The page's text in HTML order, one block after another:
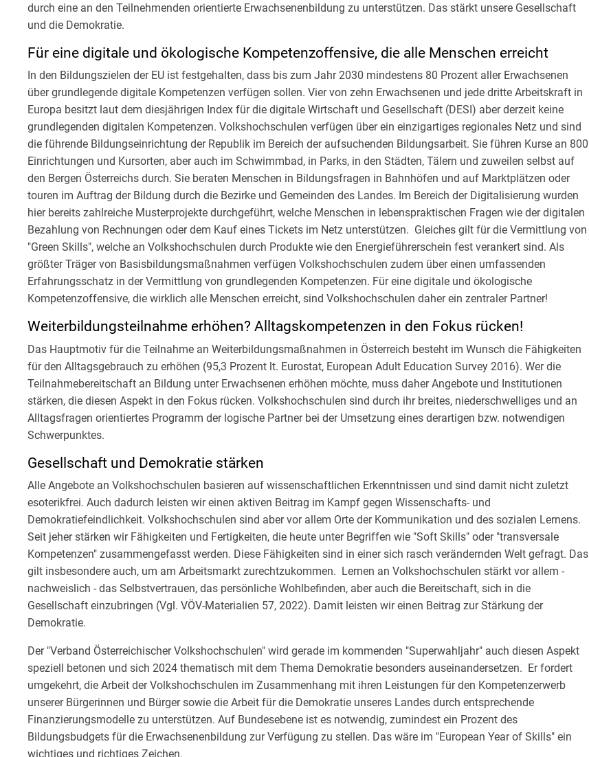
durch eine an den Teilnehmenden orientierte Erwachsenenbildung zu unterstützen. Das stärkt unsere Gesellschaft
und die Demokratie.
Für eine digitale und ökologische Kompetenzoffensive, die alle Menschen erreicht
In den Bildungszielen der EU ist festgehalten, dass bis zum Jahr 2030 mindestens 80 Prozent aller Erwachsenen
über grundlegende digitale Kompetenzen verfügen sollen. Vier von zehn Erwachsenen und jede dritte Arbeitskraft in
Europa besitzt laut dem diesjährigen Index für die digitale Wirtschaft und Gesellschaft (DESI) aber derzeit keine
grundlegenden digitalen Kompetenzen. Volkshochschulen verfügen über ein einzigartiges regionales Netz und sind
die führende Bildungseinrichtung der Republik im Bereich der aufsuchenden Bildungsarbeit. Sie führen Kurse an 800
Einrichtungen und Kursorten, aber auch im Schwimmbad, in Parks, in den Städten, Tälern und zuweilen selbst auf
den Bergen Österreichs durch. Sie beraten Menschen in Bildungsfragen in Bahnhöfen und auf Marktplätzen oder
touren im Auftrag der Bildung durch die Bezirke und Gemeinden des Landes. Im Bereich der Digitalisierung wurden
hier bereits zahlreiche Musterprojekte durchgeführt, welche Menschen in lebenspraktischen Fragen wie der digitalen
Bezahlung von Rechnungen oder dem Kauf eines Tickets im Netz unterstützen. Gleiches gilt für die Vermittlung von
"Green Skills", welche an Volkshochschulen durch Produkte wie den Energieführerschein fest verankert sind. Als
größter Träger von Basisbildungsmaßnahmen verfügen Volkshochschulen zudem über einen umfassenden
Erfahrungsschatz in der Vermittlung von grundlegenden Kompetenzen. Für eine digitale und ökologische
Kompetenzoffensive, die wirklich alle Menschen erreicht, sind Volkshochschulen daher ein zentraler Partner!
Weiterbildungsteilnahme erhöhen? Alltagskompetenzen in den Fokus rücken!
Das Hauptmotiv für die Teilnahme an Weiterbildungsmaßnahmen in Österreich besteht im Wunsch die Fähigkeiten
für den Alltagsgebrauch zu erhöhen (95,3 Prozent lt. Eurostat, European Adult Education Survey 2016). Wer die
Teilnahmebereitschaft an Bildung unter Erwachsenen erhöhen möchte, muss daher Angebote und Institutionen
stärken, die diesen Aspekt in den Fokus rücken. Volkshochschulen sind durch ihr breites, niederschwelliges und an
Alltagsfragen orientiertes Programm der logische Partner bei der Umsetzung eines derartigen bzw. notwendigen
Schwerpunktes.
Gesellschaft und Demokratie stärken
Alle Angebote an Volkshochschulen basieren auf wissenschaftlichen Erkenntnissen und sind damit nicht zuletzt
esoterikfrei. Auch dadurch leisten wir einen aktiven Beitrag im Kampf gegen Wissenschafts- und
Demokratiefeindlichkeit. Volkshochschulen sind aber vor allem Orte der Kommunikation und des sozialen Lernens.
Seit jeher stärken wir Fähigkeiten und Fertigkeiten, die heute unter Begriffen wie "Soft Skills" oder "transversale
Kompetenzen" zusammengefasst werden. Diese Fähigkeiten sind in einer sich rasch verändernden Welt gefragt. Das
gilt insbesondere auch, um am Arbeitsmarkt zurechtzukommen. Lernen an Volkshochschulen stärkt vor allem -
nachweislich - das Selbstvertrauen, das persönliche Wohlbefinden, aber auch die Bereitschaft, sich in die
Gesellschaft einzubringen (Vgl. VÖV-Materialien 57, 2022). Damit leisten wir einen Beitrag zur Stärkung der
Demokratie.
Der "Verband Österreichischer Volkshochschulen" wird gerade im kommenden "Superwahljahr" auch diesen Aspekt
speziell betonen und sich 2024 thematisch mit dem Thema Demokratie besonders auseinandersetzen. Er fordert
umgekehrt, die Arbeit der Volkshochschulen im Zusammenhang mit ihren Leistungen für den Kompetenzerwerb
unserer Bürgerinnen und Bürger sowie die Arbeit für die Demokratie unseres Landes durch entsprechende
Finanzierungsmodelle zu unterstützen. Auf Bundesebene ist es notwendig, zumindest ein Prozent des
Bildungsbudgets für die Erwachsenenbildung zur Verfügung zu stellen. Das wäre im "European Year of Skills" ein
wichtiges und richtiges Zeichen.